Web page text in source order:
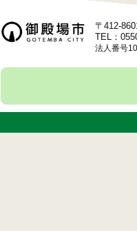
〒412-
TEL：
法人番号